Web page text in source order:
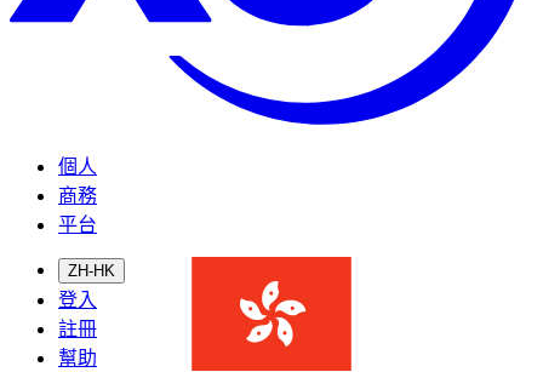
個人
商務
平台
ZH-HK
登入
註冊
幫助